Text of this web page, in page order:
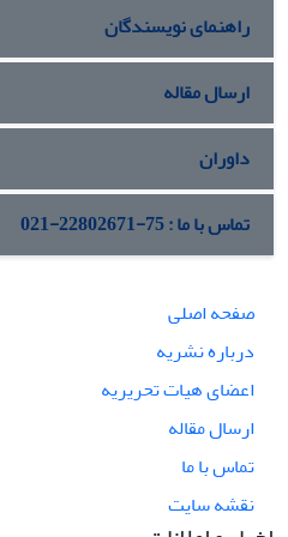
راهنمای نویسندگان
ارسال مقاله
داوران
تماس با ما : 75-22802671-021
صفحه اصلی
درباره نشریه
اعضای هیات تحریریه
ارسال مقاله
تماس با ما
نقشه سایت